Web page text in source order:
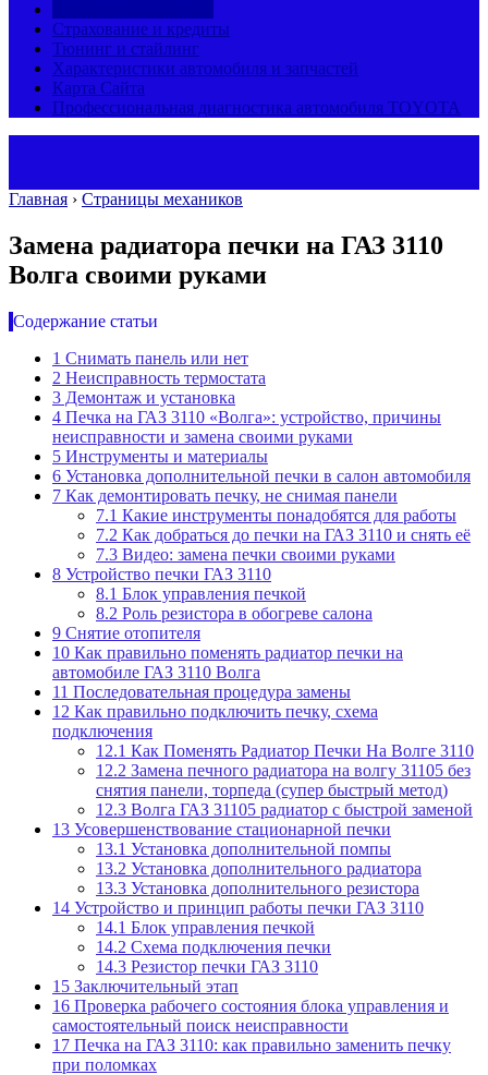
Страхование и кредиты
Тюнинг и стайлинг
Характеристики автомобиля и запчастей
Карта Сайта
Профессиональная диагностика автомобиля TOYOTA
Главная › Страницы механиков
Замена радиатора печки на ГАЗ 3110
Волга своими руками
Содержание статьи
1 Снимать панель или нет
2 Неисправность термостата
3 Демонтаж и установка
4 Печка на ГАЗ 3110 «Волга»: устройство, причины
неисправности и замена своими руками
5 Инструменты и материалы
6 Установка дополнительной печки в салон автомобиля
7 Как демонтировать печку, не снимая панели
7.1 Какие инструменты понадобятся для работы
7.2 Как добраться до печки на ГАЗ 3110 и снять её
7.3 Видео: замена печки своими руками
8 Устройство печки ГАЗ 3110
8.1 Блок управления печкой
8.2 Роль резистора в обогреве салона
9 Снятие отопителя
10 Как правильно поменять радиатор печки на
автомобиле ГАЗ 3110 Волга
11 Последовательная процедура замены
12 Как правильно подключить печку, схема
подключения
12.1 Как Поменять Радиатор Печки На Волге 3110
12.2 Замена печного радиатора на волгу 31105 без
снятия панели, торпеда (супер быстрый метод)
12.3 Волга ГАЗ 31105 радиатор с быстрой заменой
13 Усовершенствование стационарной печки
13.1 Установка дополнительной помпы
13.2 Установка дополнительного радиатора
13.3 Установка дополнительного резистора
14 Устройство и принцип работы печки ГАЗ 3110
14.1 Блок управления печкой
14.2 Схема подключения печки
14.3 Резистор печки ГАЗ 3110
15 Заключительный этап
16 Проверка рабочего состояния блока управления и
самостоятельный поиск неисправности
17 Печка на ГАЗ 3110: как правильно заменить печку
при поломках